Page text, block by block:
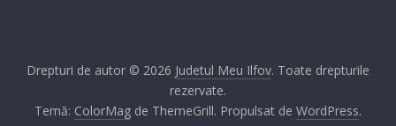
Drepturi de autor © 2026 Judetul Meu Ilfov. Toate drepturile
rezervate.
Temă: ColorMagde ThemeGrill. Propulsat de WordPress.